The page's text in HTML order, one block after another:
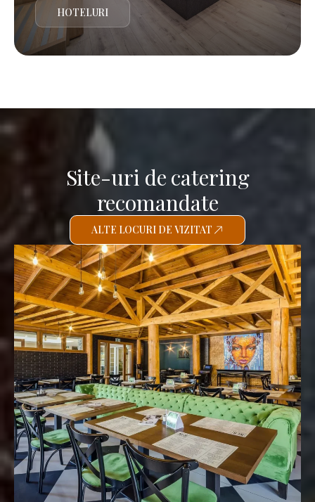
HOTELURI
Site-uri de catering
recomandate
ALTE LOCURI DE VIZITAT